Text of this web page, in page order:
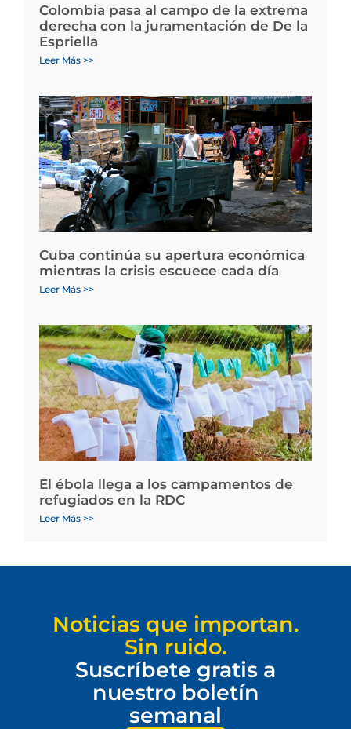
Colombia pasa al campo de la extrema
derecha con la juramentación de De la
Espriella
Leer Más >>
Cuba continúa su apertura económica
mientras la crisis escuece cada día
Leer Más >>
El ébola llega a los campamentos de
refugiados en la RDC
Leer Más >>
Noticias que importan.
Sin ruido.
Suscríbete gratis a
nuestro boletín
semanal